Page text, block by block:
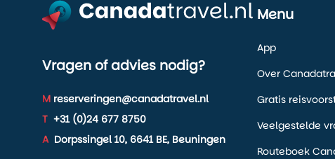
Vragen of advies nodig?
M reserveringen@canadatravel.nl
T +31 (0)24 677 8750
A Dorpssingel 10, 6641 BE, Beuningen
Menu
App
Over
Gratis
Veelgestelde
Routeboek